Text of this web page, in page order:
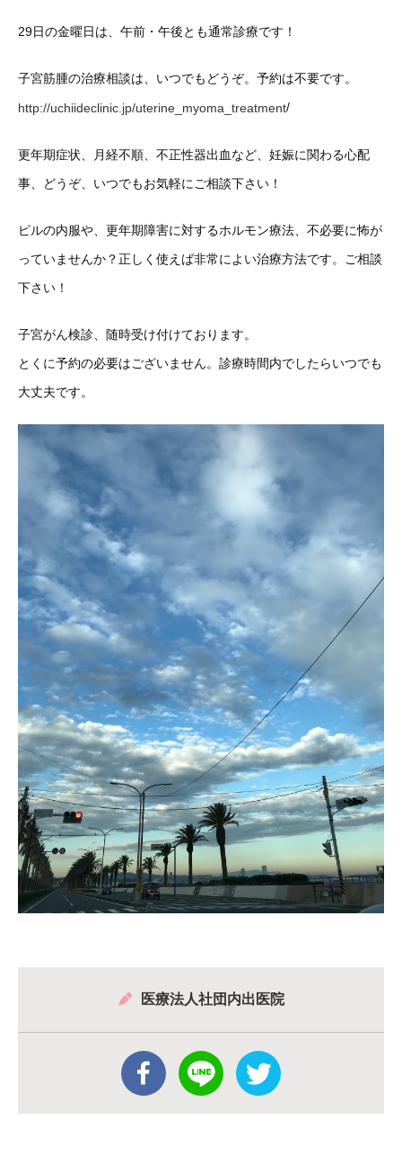
29日の金曜日は、午前・午後とも通常診療です！
子宮筋腫の治療相談は、いつでもどうぞ。予約は不要です。
http://uchiideclinic.jp/uterine_myoma_treatment/
更年期症状、月経不順、不正性器出血など、妊娠に関わる心配
事、どうぞ、いつでもお気軽にご相談下さい！
ピルの内服や、更年期障害に対するホルモン療法、不必要に怖が
っていませんか？正しく使えば非常によい治療方法です。ご相談
下さい！
子宮がん検診、随時受け付けております。
とくに予約の必要はございません。診療時間内でしたらいつでも
大丈夫です。
医療法人社団内出医院